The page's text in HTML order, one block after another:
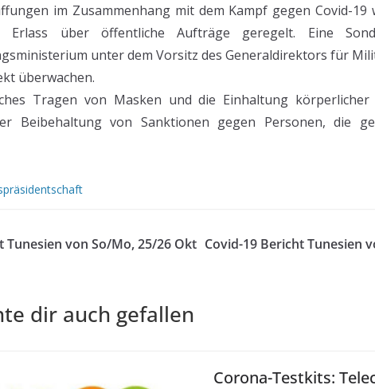
im Zusammenhang mit dem Kampf gegen Covid-
Erlass über öffentliche Aufträge geregelt. Eine
unter dem Vorsitz des Generaldirektors für
überwachen.
Tragen von Masken und die Einhaltung
Beibehaltung von Sanktionen gegen Personen, die
Tunesien von So/Mo, 25/26 Okt Covid-19 Bericht Tunesien
dir auch gefallen
Corona-Testkits: